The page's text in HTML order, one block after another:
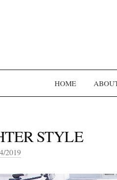
HOME
STYLE
2019